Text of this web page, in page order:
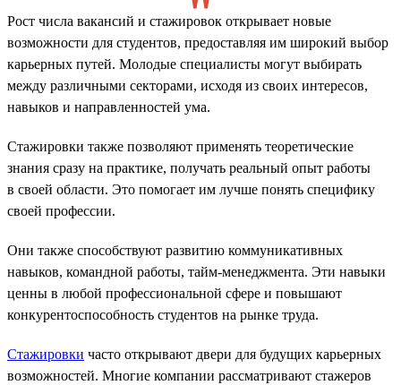
Рост числа вакансий и стажировок открывает новые
возможности для студентов, предоставляя им широкий выбор
карьерных путей. Молодые специалисты могут выбирать
между различными секторами, исходя из своих интересов,
навыков и направленностей ума.
Стажировки также позволяют применять теоретические
знания сразу на практике, получать реальный опыт работы
в своей области. Это помогает им лучше понять специфику
своей профессии.
Они также способствуют развитию коммуникативных
навыков, командной работы, тайм-менеджмента. Эти навыки
ценны в любой профессиональной сфере и повышают
конкурентоспособность студентов на рынке труда.
Стажировки часто открывают двери для будущих карьерных
возможностей. Многие компании рассматривают стажеров